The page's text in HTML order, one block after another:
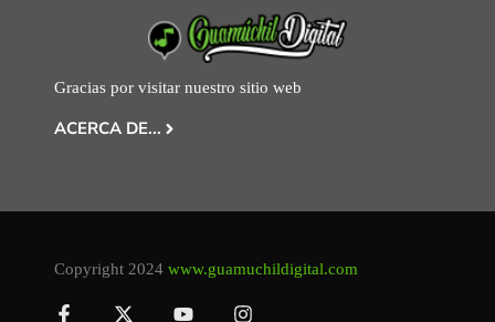
Gracias por visitar nuestro sitio web
ACERCA DE...
Copyright 2024 www.guamuchildigital.com